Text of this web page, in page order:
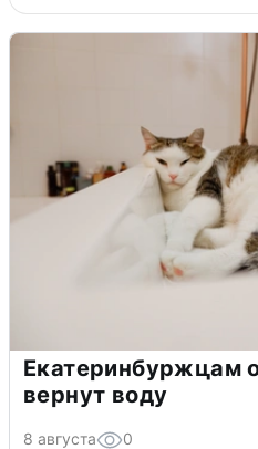
Екатеринбуржцам
вернут воду
8 августа 0